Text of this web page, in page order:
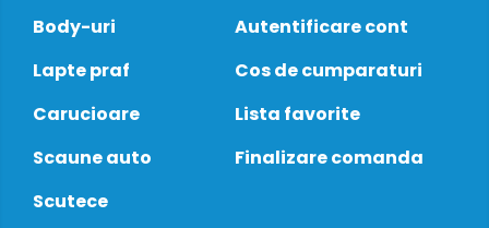
Body-uri
Lapte praf
Carucioare
Scaune auto
Scutece
Autentificare cont
Cos de cumparaturi
Lista favorite
Finalizare comanda